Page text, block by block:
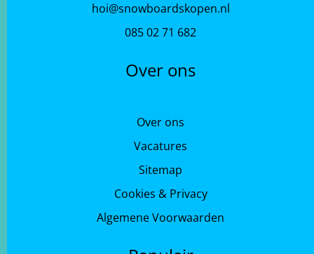
hoi@snowboardskopen.nl
085 02 71 682
Over ons
Over ons
Vacatures
Sitemap
Cookies & Privacy
Algemene Voorwaarden